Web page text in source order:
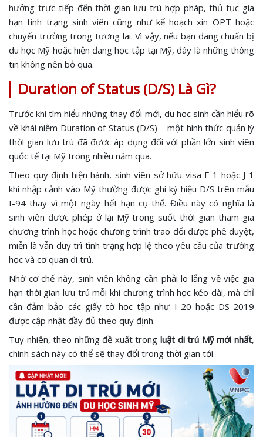
hưởng trực tiếp đến thời gian lưu trú hợp pháp, thủ tục gia
hạn tình trạng sinh viên cũng như kế hoạch xin OPT hoặc
chuyển trường trong tương lai. Vì vậy, nếu bạn đang chuẩn bị
du học Mỹ hoặc hiện đang học tập tại Mỹ, đây là những thông
tin không nên bỏ qua.
Duration of Status (D/S) Là Gì?
Trước khi tìm hiểu những thay đổi mới, du học sinh cần hiểu rõ
về khái niệm Duration of Status (D/S) – một hình thức quản lý
thời gian lưu trú đã được áp dụng đối với phần lớn sinh viên
quốc tế tại Mỹ trong nhiều năm qua.
Theo quy định hiện hành, sinh viên sở hữu visa F-1 hoặc J-1
khi nhập cảnh vào Mỹ thường được ghi ký hiệu D/S trên mẫu
I-94 thay vì một ngày hết hạn cụ thể. Điều này có nghĩa là
sinh viên được phép ở lại Mỹ trong suốt thời gian tham gia
chương trình học hoặc chương trình trao đổi được phê duyệt,
miễn là vẫn duy trì tình trạng hợp lệ theo yêu cầu của trường
học và cơ quan di trú.
Nhờ cơ chế này, sinh viên không cần phải lo lắng về việc gia
hạn thời gian lưu trú mỗi khi chương trình học kéo dài, mà chỉ
cần đảm bảo các giấy tờ học tập như I-20 hoặc DS-2019
được cập nhật đầy đủ theo quy định.
Tuy nhiên, theo những đề xuất trong luật di trú Mỹ mới nhất,
chính sách này có thể sẽ thay đổi trong thời gian tới.